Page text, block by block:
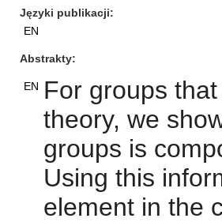
Języki publikacji
EN
Abstrakty
EN For groups
theory, we
groups is
Using this
element in the